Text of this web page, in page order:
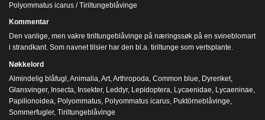
Polyommatus icarus / Tiriltungeblåvinge
Kommentar
Den vanlige, men vakre tiriltungeblåvinge på næringssøk på en svineblomart
i strandkant. Som navnet tilsier har den bl.a. tiriltunge som vertsplante.
Nøkkelord
Almindelig blåfugl Animalia Art Arthropoda Common blue Dyreriket
Glansvinger, Insecta Insekter, Leddyr, Lepidoptera Lycaenidae Lycaeninae
Papilionoidea Polyommatus Polyommatus icarus Puktörneblåvinge
Sommerfugler, Tiriltungeblåvinge